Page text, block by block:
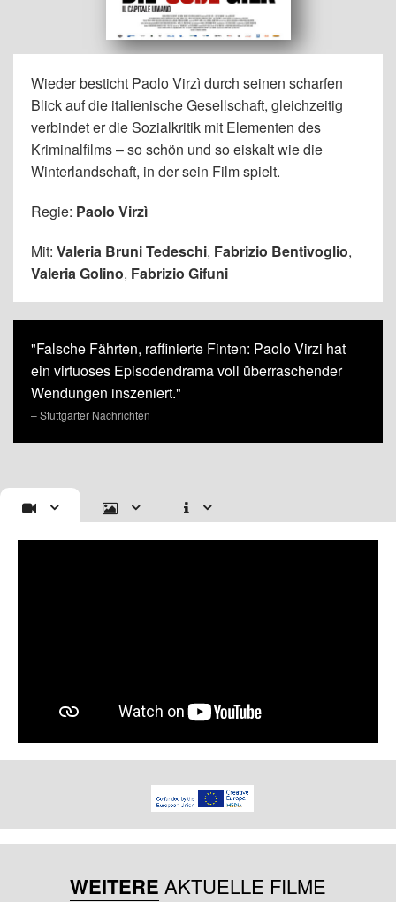
Wieder besticht Paolo Virzì durch seinen scharfen
Blick auf die italienische Gesellschaft, gleichzeitig
verbindet er die Sozialkritik mit Elementen des
Kriminalfilms – so schön und so eiskalt wie die
Winterlandschaft, in der sein Film spielt.
Regie: Paolo Virzì
Mit: Valeria Bruni Tedeschi, Fabrizio Bentivoglio,
Valeria Golino, Fabrizio Gifuni
"Falsche Fährten, raffinierte Finten: Paolo Virzi hat
ein virtuoses Episodendrama voll überraschender
Wendungen inszeniert."
– Stuttgarter Nachrichten
WEITERE AKTUELLE FILME